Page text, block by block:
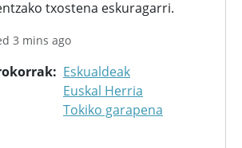
txostena eskuragarri.
3 mins ago
Eskualdeak
Euskal Herria
Tokiko garapena